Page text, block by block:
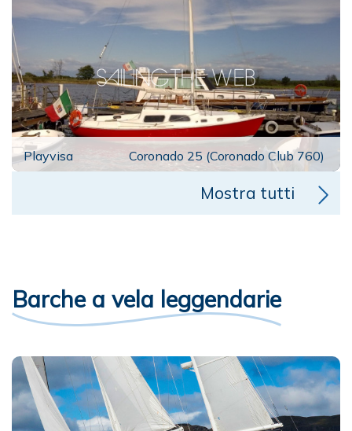
Playvisa Coronado 25 (Coronado Club 760)
Mostra tutti
Barche a vela leggendarie